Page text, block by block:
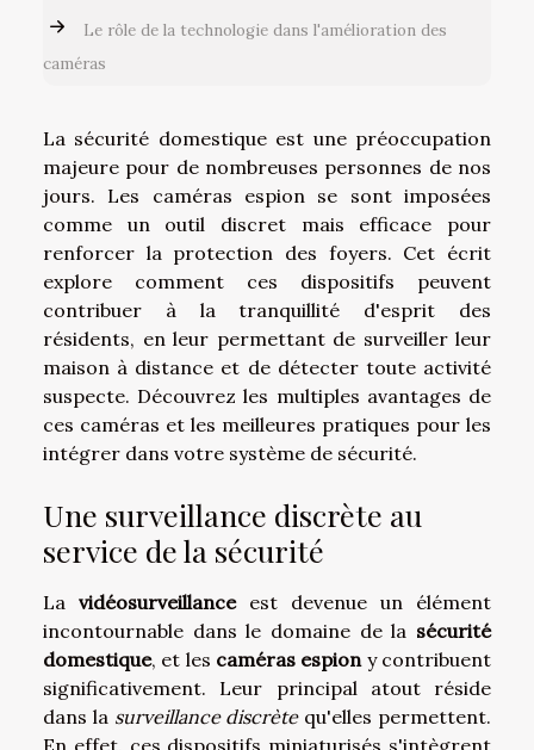
Le rôle de la technologie dans l'amélioration des
caméras
La sécurité domestique est une préoccupation
majeure pour de nombreuses personnes de nos
jours. Les caméras espion se sont imposées
comme un outil discret mais efficace pour
renforcer la protection des foyers. Cet écrit
explore comment ces dispositifs peuvent
contribuer à la tranquillité d'esprit des
résidents, en leur permettant de surveiller leur
maison à distance et de détecter toute activité
suspecte. Découvrez les multiples avantages de
ces caméras et les meilleures pratiques pour les
intégrer dans votre système de sécurité.
Une surveillance discrète au
service de la sécurité
La vidéosurveillanceest devenue un élément
incontournable dans le domaine de la sécurité
domestique, et les caméras espion y contribuent
significativement. Leur principal atout réside
dans la surveillance discrètequ'elles permettent.
En effet, ces dispositifs miniaturisés s'intègrent